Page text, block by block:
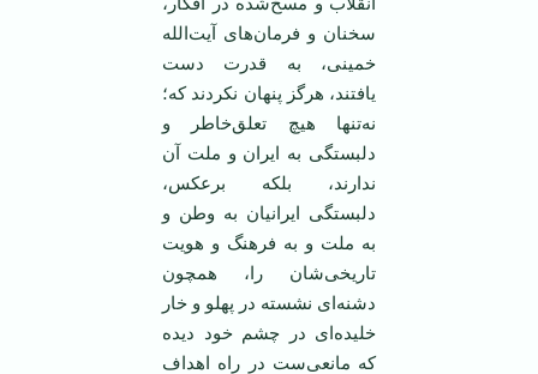
سخنان و فرمان‌های آیت‌الله
خمینی، به قدرت دست
یافتند، هرگز پنهان نکردند که؛
نه‌تنها هیچ تعلق‌خاطر و
دلبستگی به ایران و ملت آن
ندارند، بلکه برعکس،
دلبستگی ایرانیان به وطن و
به ملت و به فرهنگ و هویت
تاریخی‌شان را، همچون
دشنه‌ای نشسته در پهلو و خار
خلیده‌ای در چشم خود دیده
که مانعی‌ست در راه اهداف